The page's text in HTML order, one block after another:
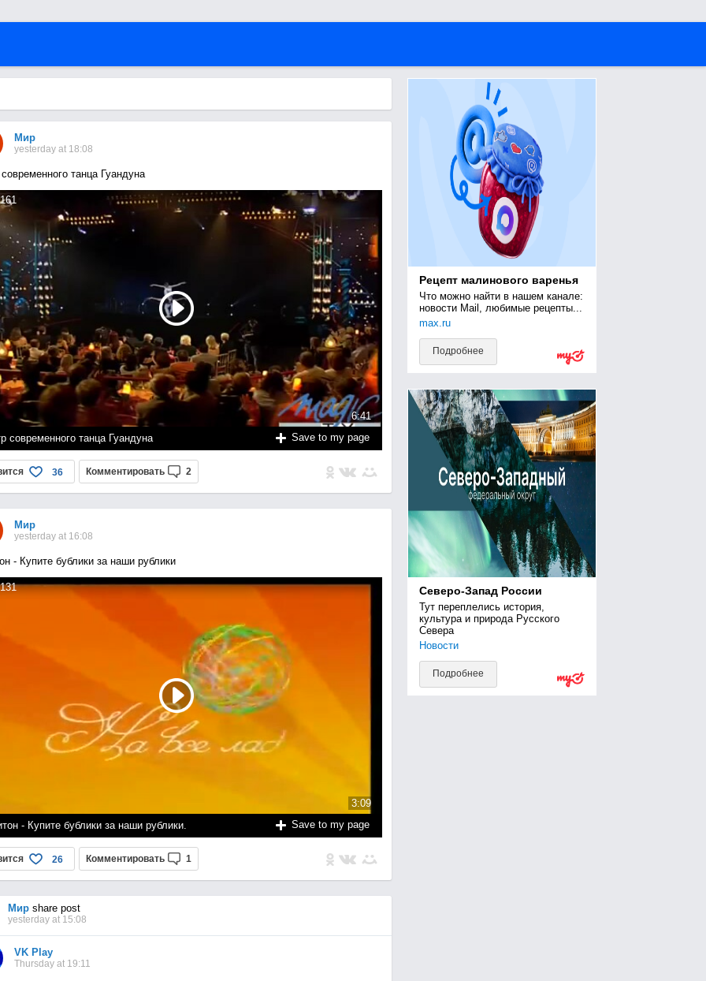
Мир
yesterday at 18:08
танца Гуандуна
6:41
161
современного танца Гуандуна Save to my page
36 Комментировать 2
Мир
yesterday at 16:08
- Купите бублики за наши рублики
3:09
131
- Купите бублики за наши рублики. Save to my page
26 Комментировать 1
Мирshare post
yesterday at 15:08
VK Play
Thursday at 19:11
Рецепт малинового варенья
Что можно найти в нашем канале:
новости Mail, любимые рецепты...
max.ru
Подробнее
Северо-Запад России
Тут переплелись история,
культура и природа Русского
Севера
Новости
Подробнее